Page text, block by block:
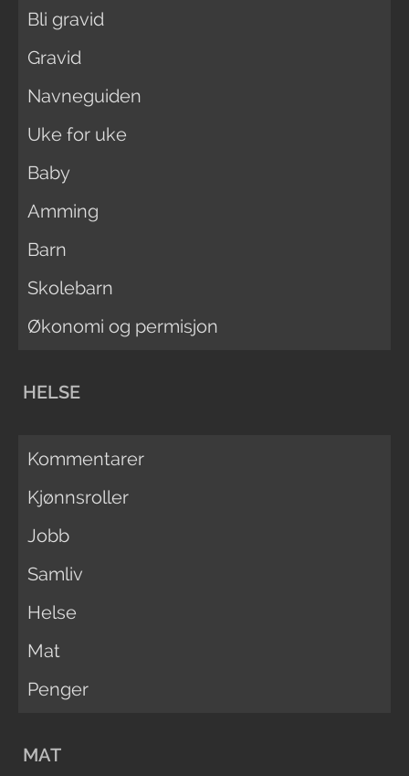
Bli gravid
Gravid
Navneguiden
Uke for uke
Baby
Amming
Barn
Skolebarn
Økonomi og permisjon
HELSE
Kommentarer
Kjønnsroller
Jobb
Samliv
Helse
Mat
Penger
MAT